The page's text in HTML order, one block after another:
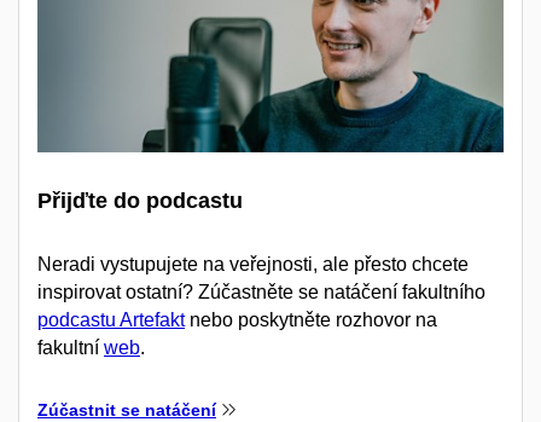
Přijďte do podcastu
Neradi vystupujete na veřejnosti, ale přesto chcete
inspirovat ostatní? Zúčastněte se natáčení fakultního
podcastu Artefaktnebo poskytněte rozhovor na
fakultní web.
Zúčastnit se natáčení